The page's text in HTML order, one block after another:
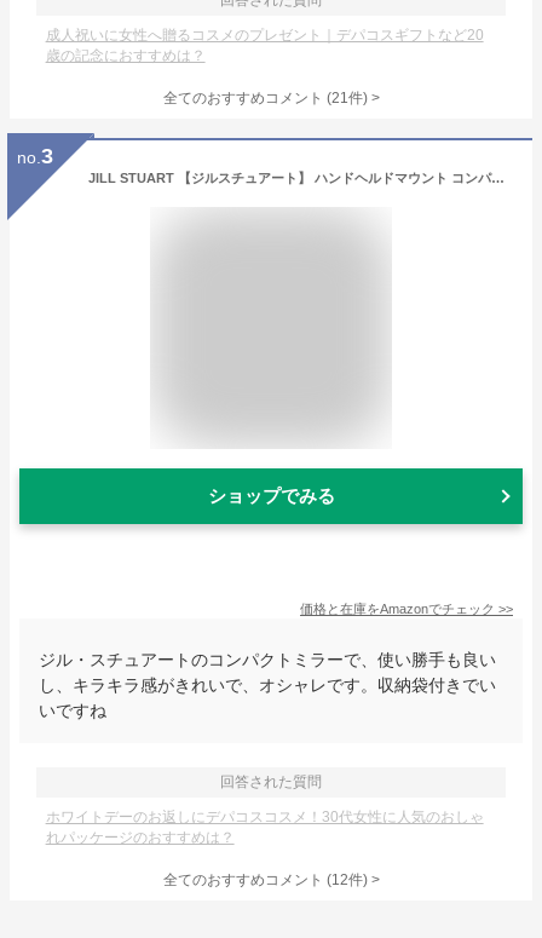
成人祝いに女性へ贈るコスメのプレゼント｜デパコスギフトなど20
歳の記念におすすめは？
全てのおすすめコメント (21件) >
no. 3
JILL STUART 【ジルスチュアート】 ハンドヘルドマウント コンパクトミラーII
ショップでみる
価格と在庫をAmazonでチェック >>
ジル・スチュアートのコンパクトミラーで、使い勝手も良い
し、キラキラ感がきれいで、オシャレです。収納袋付きでい
いですね
回答された質問
ホワイトデーのお返しにデパコスコスメ！30代女性に人気のおしゃ
れパッケージのおすすめは？
全てのおすすめコメント (12件) >